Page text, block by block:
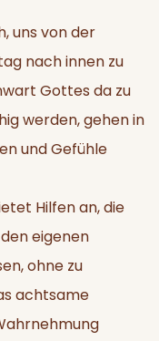
uns von der
nach innen zu
Gottes da zu
werden, gehen in
und Gefühle
Hilfen an, die
eigenen
ohne zu
achtsame